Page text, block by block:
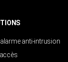
anti-intrusion